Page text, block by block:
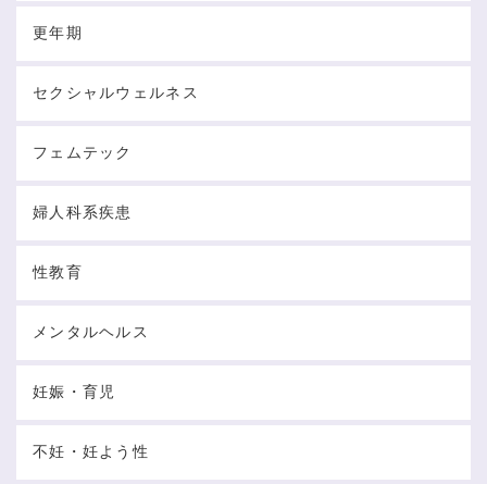
更年期
セクシャルウェルネス
フェムテック
婦人科系疾患
性教育
メンタルヘルス
妊娠・育児
不妊・妊よう性